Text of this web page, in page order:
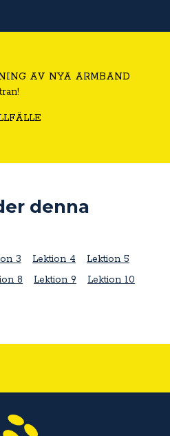
AV NYA ARMBAND
denna
3 Lektion 4
Lektion 5
8 Lektion 9
Lektion 10